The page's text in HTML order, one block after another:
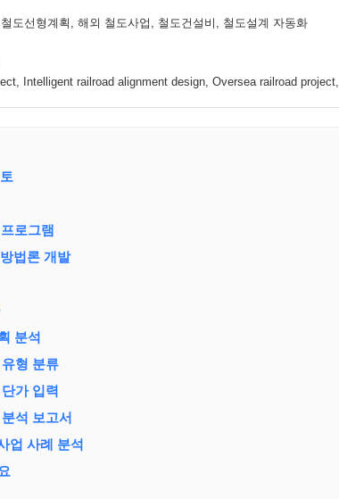
도선형계획, 해외 철도사업, 철도건설비, 철도설계 자동화
Intelligent railroad alignment design, Oversea railroad
로그램
법론 개발
분석
형 분류
가 입력
석 보고서
업 사례 분석